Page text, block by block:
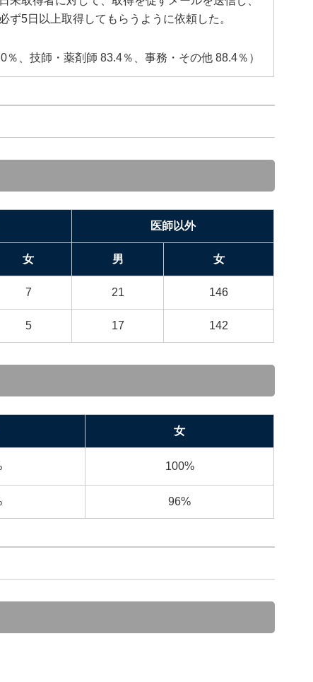
ず5日以上取得してもらうように依頼した。
、技師・薬剤師 83.4％、事務・その他 88.4％）
医師以外
女 男 女
7 21 146
5 17 142
女
100%
96%